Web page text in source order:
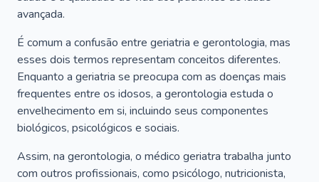
avançada.
É comum a confusão entre geriatria e gerontologia, mas
esses dois termos representam conceitos diferentes.
Enquanto a geriatria se preocupa com as doenças mais
frequentes entre os idosos, a gerontologia estuda o
envelhecimento em si, incluindo seus componentes
biológicos, psicológicos e sociais.
Assim, na gerontologia, o médico geriatra trabalha junto
com outros profissionais, como psicólogo, nutricionista,